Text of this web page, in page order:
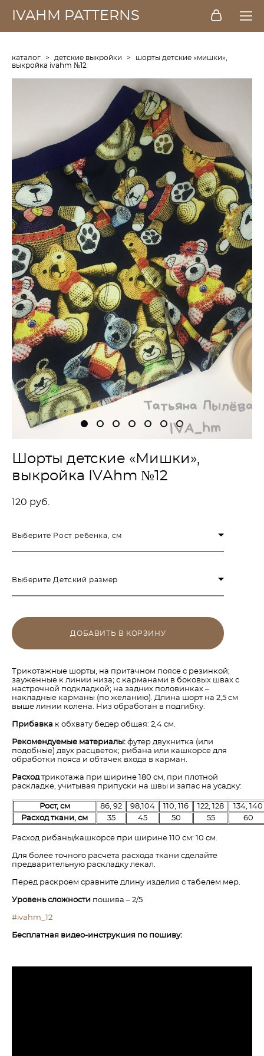
IVAHM PATTERNS
каталог > детские выкройки >
шорты детские «мишки»,
выкройка ivаhm №12
Шорты детские «Мишки»,
выкройка IVАhm №12
120 pуб.
Выберите Рост ребенка, см
Выберите Детский размер
ДОБАВИТЬ В КОРЗИНУ
Трикотажные шорты, на притачном поясе с резинкой;
зауженные к линии низа; с карманами в боковых швах с
настрочной подкладкой; на задних половинках –
накладные карманы (по желанию). Длина шорт на 2,5 см
выше линии колена. Низ обработан в подгибку.
Прибавка к обхвату бедер общая: 2,4 см.
Рекомендуемые материалы: футер двухнитка (или
подобные) двух расцветок; рибана или кашкорсе для
обработки пояса и обтачек входа в карман.
Расходтрикотажа при ширине 180 см, при плотной
раскладке, учитывая припуски на швы и запас на усадку:
Рост, см 86, 92 98,104 110, 116 122, 128
134, 140
Расход ткани, см
35 45 50 55 60
Расход рибаны/кашкорсе при ширине 110 см: 10 см.
Для более точного расчета расхода ткани сделайте
предварительную раскладку лекал.
Перед раскроем сравните длину изделия с табелем мер.
Уровень сложности пошива – 2/5
#ivahm_12
Бесплатная видео-инструкция по пошиву: